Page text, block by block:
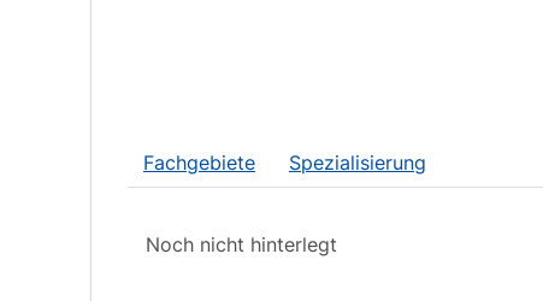
Fachgebiete Spezialisierung
Noch nicht hinterlegt